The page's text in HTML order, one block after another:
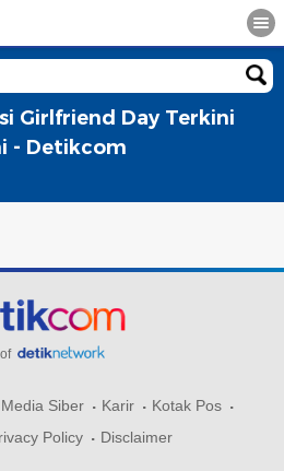
Girlfriend Day Terkini
- Detikcom
Siber Karir
Kotak Pos
Policy Disclaimer